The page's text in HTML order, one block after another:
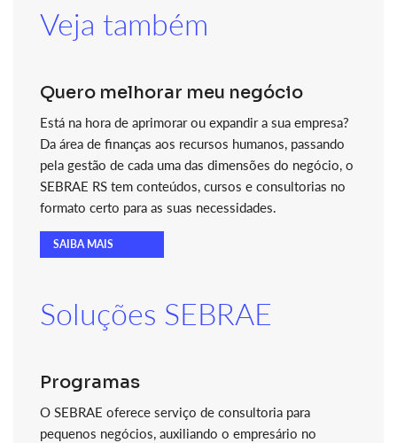
Veja também
Quero melhorar meu negócio
Está na hora de aprimorar ou expandir a sua empresa?
Da área de finanças aos recursos humanos, passando
pela gestão de cada uma das dimensões do negócio, o
SEBRAE RS tem conteúdos, cursos e consultorias no
formato certo para as suas necessidades.
SAIBA MAIS
Soluções SEBRAE
Programas
O SEBRAE oferece serviço de consultoria para
pequenos negócios, auxiliando o empresário no